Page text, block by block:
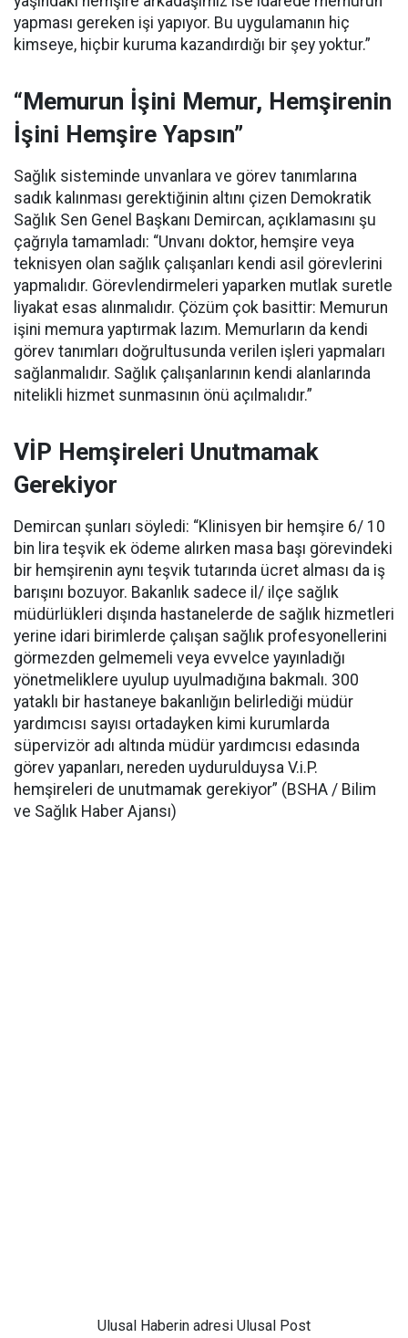
yapması gereken işi yapıyor. Bu uygulamanın hiç
kimseye, hiçbir kuruma kazandırdığı bir şey yoktur.”
“Memurun İşini Memur, Hemşirenin
İşini Hemşire Yapsın”
Sağlık sisteminde unvanlara ve görev tanımlarına
sadık kalınması gerektiğinin altını çizen Demokratik
Sağlık Sen Genel Başkanı Demircan, açıklamasını şu
çağrıyla tamamladı: “Unvanı doktor, hemşire veya
teknisyen olan sağlık çalışanları kendi asil görevlerini
yapmalıdır. Görevlendirmeleri yaparken mutlak suretle
liyakat esas alınmalıdır. Çözüm çok basittir: Memurun
işini memura yaptırmak lazım. Memurların da kendi
görev tanımları doğrultusunda verilen işleri yapmaları
sağlanmalıdır. Sağlık çalışanlarının kendi alanlarında
nitelikli hizmet sunmasının önü açılmalıdır.”
VİP Hemşireleri Unutmamak
Gerekiyor
Demircan şunları söyledi: “Klinisyen bir hemşire 6/ 10
bin lira teşvik ek ödeme alırken masa başı görevindeki
bir hemşirenin aynı teşvik tutarında ücret alması da iş
barışını bozuyor. Bakanlık sadece il/ ilçe sağlık
müdürlükleri dışında hastanelerde de sağlık hizmetleri
yerine idari birimlerde çalışan sağlık profesyonellerini
görmezden gelmemeli veya evvelce yayınladığı
yönetmeliklere uyulup uyulmadığına bakmalı. 300
yataklı bir hastaneye bakanlığın belirlediği müdür
yardımcısı sayısı ortadayken kimi kurumlarda
süpervizör adı altında müdür yardımcısı edasında
görev yapanları, nereden uydurulduysa V.i.P.
hemşireleri de unutmamak gerekiyor” (BSHA / Bilim
ve Sağlık Haber Ajansı)
Ulusal Haberin adresi Ulusal Post